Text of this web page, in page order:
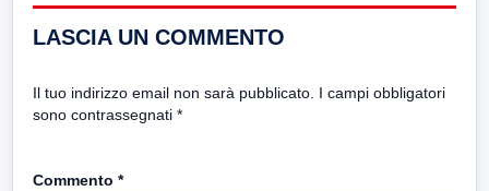
LASCIA UN COMMENTO
Il tuo indirizzo email non sarà pubblicato. I campi obbligatori
sono contrassegnati *
Commento *